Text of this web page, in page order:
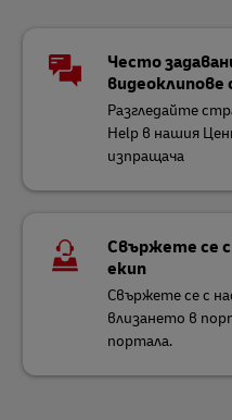
Често
видеоклипове
Разгледайте
Help в нашия
изпращача
Свържете се
екип
Свържете се с
влизането в
портала.